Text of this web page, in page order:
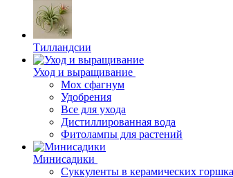
Тилландсии
Уход и выращивание
Мох сфагнум
Удобрения
Все для ухода
Дистиллированная вода
Фитолампы для растений
Минисадики
Суккуленты в керамических